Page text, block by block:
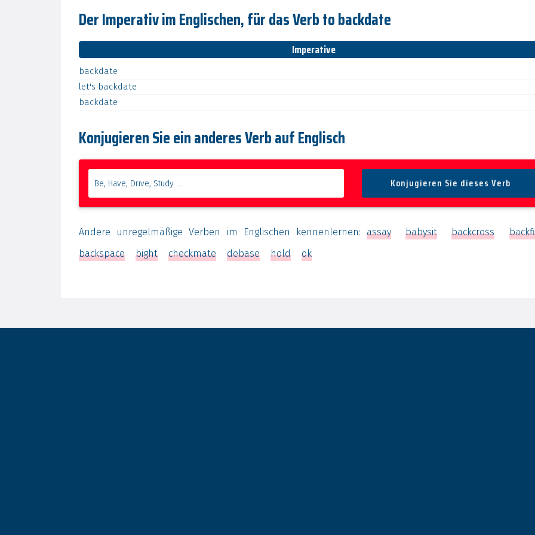
Der Imperativ im Englischen, für das Verb to backdate
Imperative
backdate
let's backdate
backdate
Konjugieren Sie ein anderes Verb auf Englisch
Andere unregelmäßige Verben im Englischen kennenlernen: assay babysit backcross
backspace
bight checkmate debase hold ok